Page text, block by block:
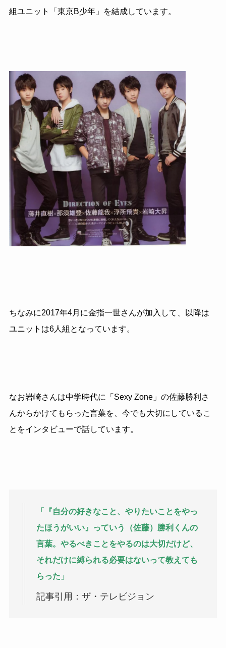
組ユニット「東京B少年」を結成しています。
ちなみに2017年4月に金指一世さんが加入して、以降は
ユニットは6人組となっています。
なお岩崎さんは中学時代に「Sexy Zone」の佐藤勝利さ
んからかけてもらった言葉を、今でも大切にしているこ
とをインタビューで話しています。
「『自分の好きなこと、やりたいことをやっ
たほうがいい』っていう（佐藤）勝利くんの
言葉。やるべきことをやるのは大切だけど、
それだけに縛られる必要はないって教えても
らった」
記事引用：ザ・テレビジョン